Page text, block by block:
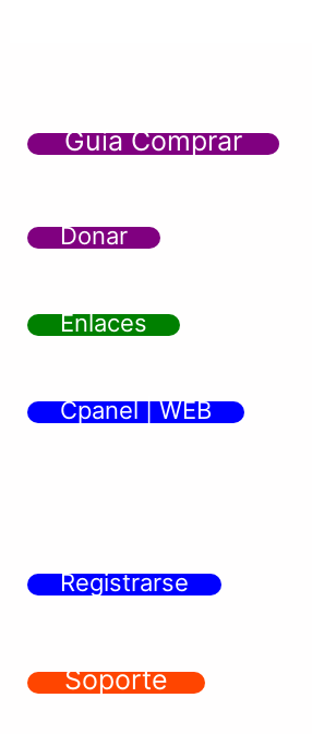
Guía Comprar
Donar
Enlaces
Cpanel | WEB
Registrarse
Soporte